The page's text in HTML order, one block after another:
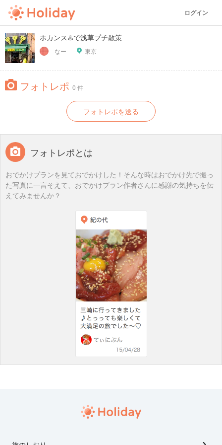
ログイン
ホカンス♨️で浅草プチ散策
なー 東京
フォトレポ 0 件
フォトレポを送る
フォトレポとは
おでかけプランを見ておでかけした！そんな時はおでかけ先で撮っ
た写真に一言そえて、おでかけプラン作者さんに感謝の気持ちを伝
えてみませんか？